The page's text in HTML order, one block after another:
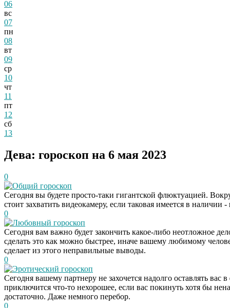
06
вс
07
пн
08
вт
09
ср
10
чт
11
пт
12
сб
13
Дева: гороскоп на 6 мая 2023
0
Общий гороскоп
Сегодня вы будете просто-таки гигантской флюктуацией.
стоит захватить видеокамеру, если таковая имеется в наличии -
0
Любовный гороскоп
Сегодня вам важно будет закончить какое-либо неотложное
сделать это как можно быстрее, иначе вашему любимому
сделает из этого неправильные выводы.
0
Эротический гороскоп
Сегодня вашему партнеру не захочется надолго оставлять вас
приключится что-то нехорошее, если вас покинуть хотя бы
достаточно. Даже немного перебор.
0